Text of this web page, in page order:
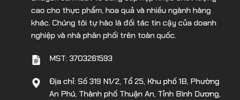
cao cho thực phẩm, hoa quả và nhiều ngành hàng
khác. Chúng tôi tự hào là đối tác tin cậy của doanh
nghiệp và nhà phân phối trên toàn quốc.
MST: 3703261593
Địa chỉ: Số 319 N1/2, Tổ 25, Khu phố 1B, Phường
An Phú, Thành phố Thuận An, Tỉnh Bình Dương,